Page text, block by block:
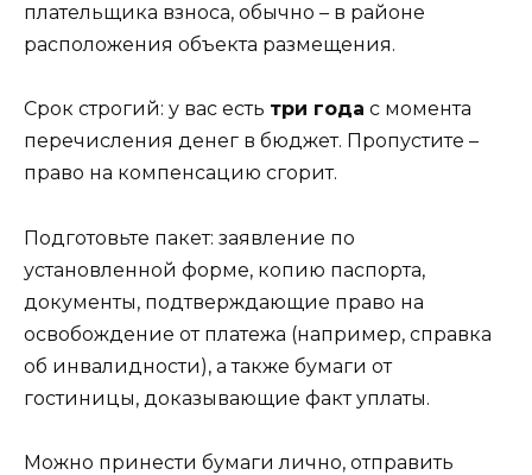
плательщика взноса, обычно – в районе
расположения объекта размещения.
Срок строгий: у вас есть три года с момента
перечисления денег в бюджет. Пропустите –
право на компенсацию сгорит.
Подготовьте пакет: заявление по
установленной форме, копию паспорта,
документы, подтверждающие право на
освобождение от платежа (например, справка
об инвалидности), а также бумаги от
гостиницы, доказывающие факт уплаты.
Можно принести бумаги лично, отправить